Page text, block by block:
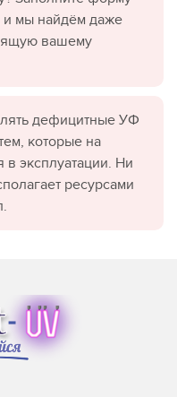
и мы найдём даже
вашему
дефицитные УФ
которые на
в эксплуатации. Ни
ресурсами